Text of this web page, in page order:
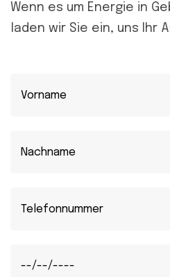
Wenn es um Energie in
laden wir Sie ein, uns Ihr